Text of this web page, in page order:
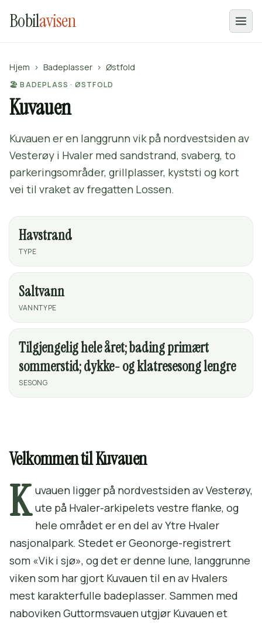
Bobilavisen
Hjem › Badeplasser › Østfold
🏖️ BADEPLASS · ØSTFOLD
Kuvauen
Kuvauen er en langgrunn vik på nordvestsiden av
Vesterøy i Hvaler med sandstrand, svaberg, to
parkeringsområder, grillplasser, kyststi og kort
vei til vraket av fregatten Lossen.
Havstrand
TYPE
Saltvann
VANNTYPE
Tilgjengelig hele året; bading primært
sommerstid; dykke- og klatresesong lengre
SESONG
Velkommen til Kuvauen
K uvauen ligger på nordvestsiden av Vesterøy,
ute på Hvaler-arkipelets vestre flanke, og
hele området er en del av Ytre Hvaler
nasjonalpark. Stedet er Geonorge-registrert
som «Vik i sjø», og det er denne lune, langgrunne
viken som har gjort Kuvauen til en av Hvalers
mest karakterfulle badeplasser. Sammen med
naboviken Guttormsvauen utgjør Kuvauen et